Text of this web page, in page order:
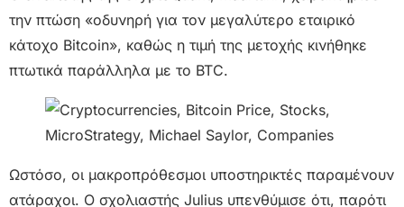
την πτώση «οδυνηρή για τον μεγαλύτερο εταιρικό
κάτοχο Bitcoin», καθώς η τιμή της μετοχής κινήθηκε
πτωτικά παράλληλα με το BTC.
Ωστόσο, οι μακροπρόθεσμοι υποστηρικτές παραμένουν
ατάραχοι. Ο σχολιαστής Julius υπενθύμισε ότι, παρότι